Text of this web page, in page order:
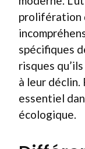
prolifération
spécifiques
risques
à leur
essentiel
écologique.